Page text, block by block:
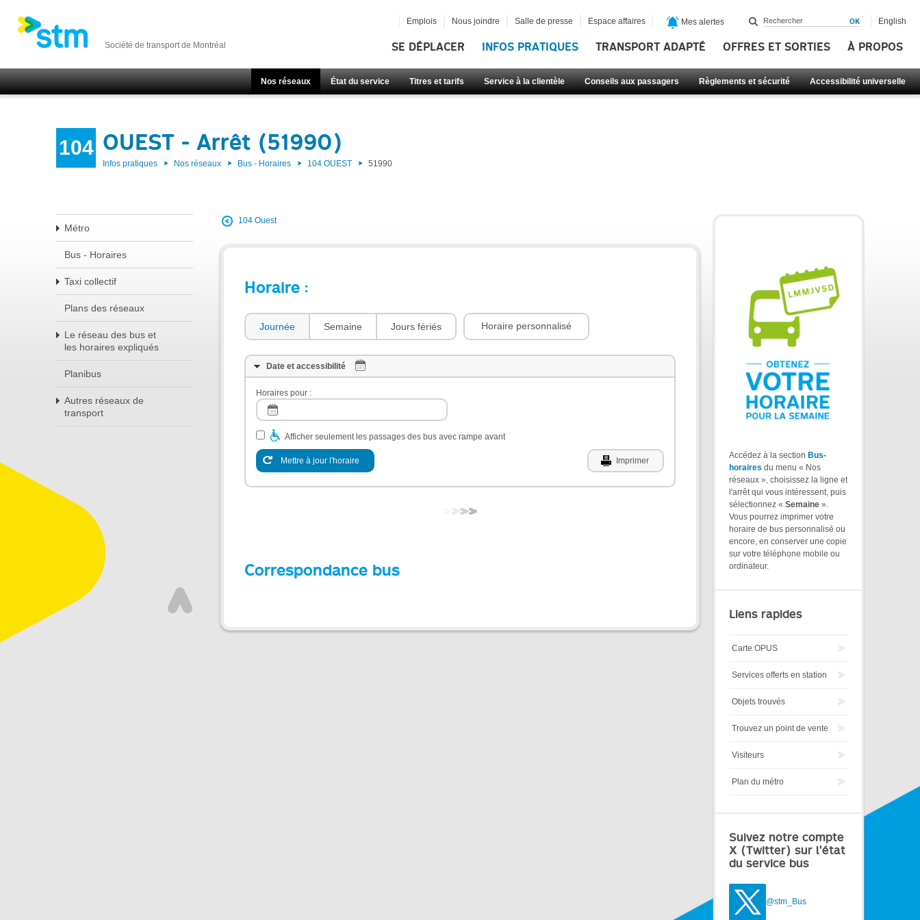
Société de transport de Montréal SE DÉPLACER INFOS PRATIQUES TRANSPORT ADAPTÉ OFFRES ET SORTIES À PROPOS
Nos réseaux État du service Titres et tarifs Service à la clientèle Conseils aux passagers Règlements et sécurité Accessibilité universelle
Emplois Nous joindre Salle de presse Espace affaires Mes alertes English
104 OUEST - Arrêt (51990)
Infos pratiques Nos réseaux Bus - Horaires 104 OUEST 51990
Métro
Bus - Horaires
Taxi collectif
Plans des réseaux
Le réseau des bus et
les horaires expliqués
Planibus
Autres réseaux de
transport
104 Ouest
Horaire :
Journée Semaine Jours fériés Horaire personnalisé
Date et accessibilité
Horaires pour :
Afficher seulement les passages des bus avec rampe avant
Mettre à jour l'horaire Imprimer
Correspondance bus
Accédez à la section Bus-
horaires du menu « Nos
réseaux », choisissez la ligne et
l'arrêt qui vous intéressent, puis
sélectionnez « Semaine ».
Vous pourrez imprimer votre
horaire de bus personnalisé ou
encore, en conserver une copie
sur votre téléphone mobile ou
ordinateur.
Liens rapides
Carte OPUS
Services offerts en station
Objets trouvés
Trouvez un point de vente
Visiteurs
Plan du métro
Suivez notre compte
X (Twitter) sur l'état
du service bus
@stm_Bus